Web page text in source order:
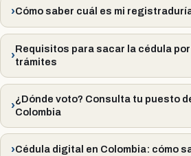
Cómo saber cuál es mi
Requisitos para sacar la cédula
trámites
¿Dónde voto? Consulta tu puesto
Colombia
Cédula digital en Colombia: cómo